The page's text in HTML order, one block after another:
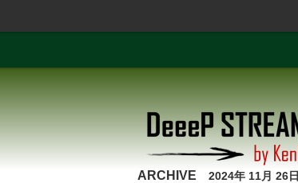
ARCHIVE 2024年 11月 26日